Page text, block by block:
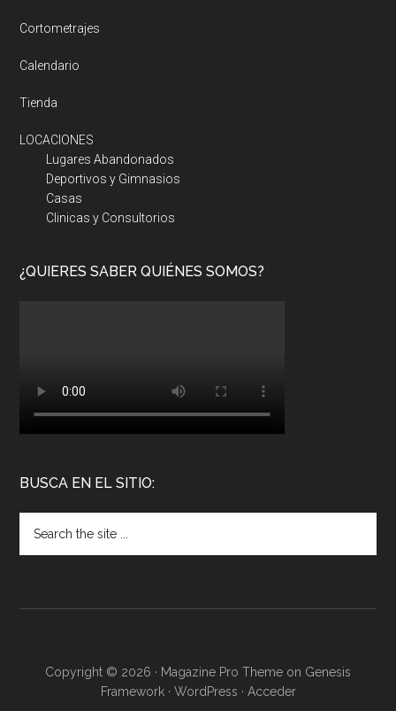
Cortometrajes
Calendario
Tienda
LOCACIONES
Lugares Abandonados
Deportivos y Gimnasios
Casas
Clinicas y Consultorios
¿QUIERES SABER QUIÉNES SOMOS?
BUSCA EN EL SITIO:
Copyright © 2026 · Magazine Pro Theme on Genesis
Framework· WordPress · Acceder